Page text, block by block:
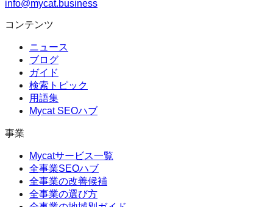
info@mycat.business
コンテンツ
ニュース
ブログ
ガイド
検索トピック
用語集
Mycat SEOハブ
事業
Mycatサービス一覧
全事業SEOハブ
全事業の改善候補
全事業の選び方